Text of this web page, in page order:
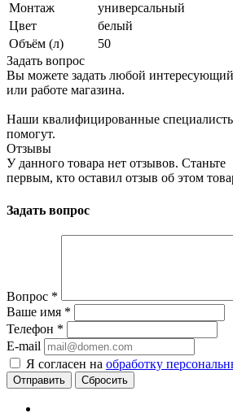
Монтаж
универсальный
Цвет
белый
Объём (л)
50
Задать вопрос
Вы можете задать любой интересующий
или работе магазина.
Наши квалифицированные
помогут.
Отзывы
У данного товара нет отзывов. Станьте
первым, кто оставил отзыв об этом
Задать вопрос
Вопрос *
Ваше имя *
Телефон *
E-mail
Я согласен на обработку
Сбросить